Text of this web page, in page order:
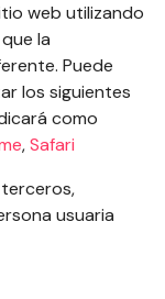
web utilizando
la
Puede
los siguientes
como
,Safari
usuaria